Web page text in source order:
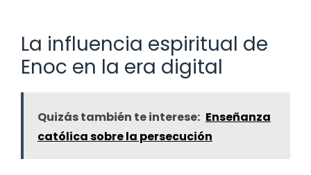
La influencia espiritual de
Enoc en la era digital
Quizás también te interese: Enseñanza
católica sobre la persecución